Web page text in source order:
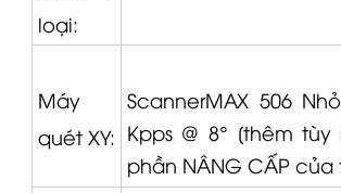
loại:
Máy
quét XY:
ScannerMAX 506
Kpps @ 8° [thêm
phần NÂNG CẤP của